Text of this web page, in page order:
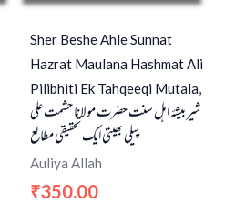
Sher Beshe Ahle Sunnat
Hazrat Maulana Hashmat Ali
Pilibhiti Ek Tahqeeqi Mutala,
شیر بیشۂ اہل سنت حضرت مولانا حشمت علی
پیلی بھیتی ایک تحقیقی مطالع
Auliya Allah
₹350.00